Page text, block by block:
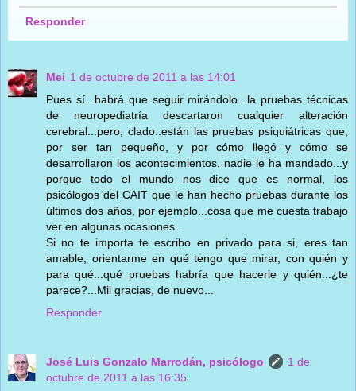
Responder
Mei 1 de octubre de 2011 a las 14:01
Pues sí...habrá que seguir mirándolo...la pruebas técnicas
de neuropediatría descartaron cualquier alteración
cerebral...pero, clado..están las pruebas psiquiátricas que,
por ser tan pequeño, y por cómo llegó y cómo se
desarrollaron los acontecimientos, nadie le ha mandado...y
porque todo el mundo nos dice que es normal, los
psicólogos del CAIT que le han hecho pruebas durante los
últimos dos años, por ejemplo...cosa que me cuesta trabajo
ver en algunas ocasiones...
Si no te importa te escribo en privado para si, eres tan
amable, orientarme en qué tengo que mirar, con quién y
para qué...qué pruebas habría que hacerle y quién...¿te
parece?...Mil gracias, de nuevo...
Responder
José Luis Gonzalo Marrodán, psicólogo
1 de
octubre de 2011 a las 16:35